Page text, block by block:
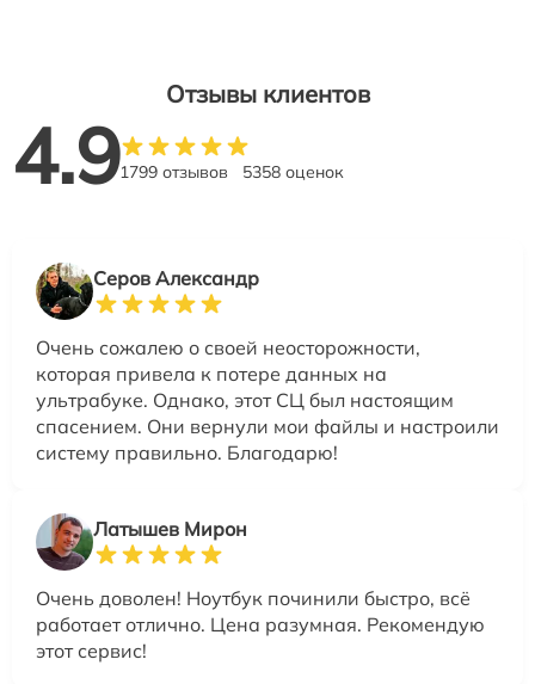
Отзывы клиентов
4.91799 отзывов 5358 оценок
Серов Александр
Очень сожалею о своей неосторожности,
которая привела к потере данных на
ультрабуке. Однако, этот СЦ был настоящим
спасением. Они вернули мои файлы и настроили
систему правильно. Благодарю!
Латышев Мирон
Очень доволен! Ноутбук починили быстро, всё
работает отлично. Цена разумная. Рекомендую
этот сервис!